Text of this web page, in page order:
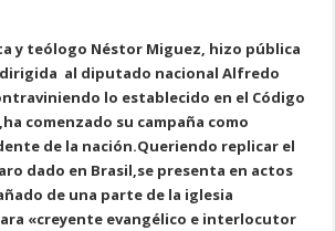
y teólogo Néstor Miguez, hizo pública
al diputado nacional Alfredo
lo establecido en el Código
comenzado su campaña como
de la nación.Queriendo replicar el
dado en Brasil,se presenta en actos
de una parte de la iglesia
«creyente evangélico e interlocutor